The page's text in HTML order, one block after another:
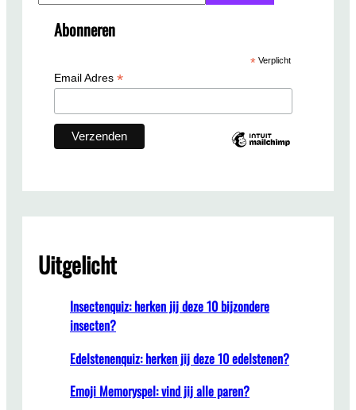
Abonneren
*Verplicht
Email Adres *
Uitgelicht
Insectenquiz: herken jij deze 10 bijzondere
insecten?
Edelstenenquiz: herken jij deze 10 edelstenen?
Emoji Memoryspel: vind jij alle paren?